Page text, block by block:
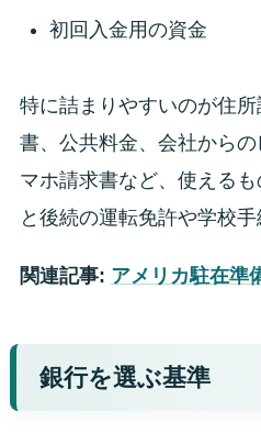
初回入金用の資金
特に詰まりやすいのが住
書、公共料金、会社から
マホ請求書など、使える
と後続の運転免許や学校手
関連記事: アメリカ駐在準
銀行を選ぶ基準